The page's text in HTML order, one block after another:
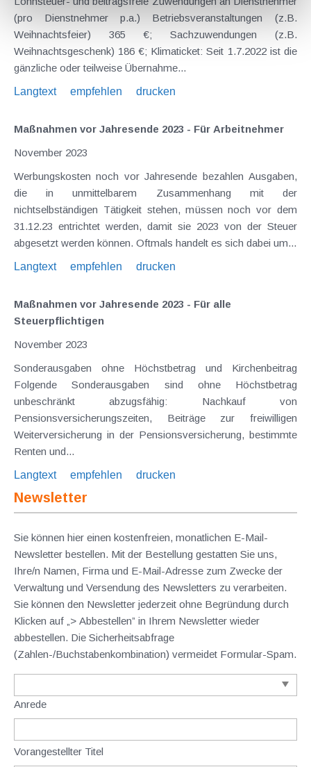
(pro Dienstnehmer p.a.) Betriebsveranstaltungen (z.B.
Weihnachtsfeier) 365 €; Sachzuwendungen (z.B.
Weihnachtsgeschenk) 186 €; Klimaticket: Seit 1.7.2022 ist die
gänzliche oder teilweise Übernahme...
Langtext
empfehlen drucken
Maßnahmen vor Jahresende 2023 - Für Arbeitnehmer
November 2023
Werbungskosten noch vor Jahresende bezahlen Ausgaben,
die in unmittelbarem Zusammenhang mit der
nichtselbständigen Tätigkeit stehen, müssen noch vor dem
31.12.23 entrichtet werden, damit sie 2023 von der Steuer
abgesetzt werden können. Oftmals handelt es sich dabei um...
Langtext
empfehlen drucken
Maßnahmen vor Jahresende 2023 - Für alle
Steuerpflichtigen
November 2023
Sonderausgaben ohne Höchstbetrag und Kirchenbeitrag
Folgende Sonderausgaben sind ohne Höchstbetrag
unbeschränkt abzugsfähig: Nachkauf von
Pensionsversicherungszeiten, Beiträge zur freiwilligen
Weiterversicherung in der Pensionsversicherung, bestimmte
Renten und...
Langtext
empfehlen drucken
Newsletter
Sie können hier einen kostenfreien, monatlichen E-Mail-
Newsletter bestellen. Mit der Bestellung gestatten Sie uns,
Ihre/n Namen, Firma und E-Mail-Adresse zum Zwecke der
Verwaltung und Versendung des Newsletters zu verarbeiten.
Sie können den Newsletter jederzeit ohne Begründung durch
Klicken auf „> Abbestellen” in Ihrem Newsletter wieder
abbestellen. Die Sicherheitsabfrage
(Zahlen-/Buchstabenkombination) vermeidet Formular-Spam.
Anrede
Vorangestellter Titel